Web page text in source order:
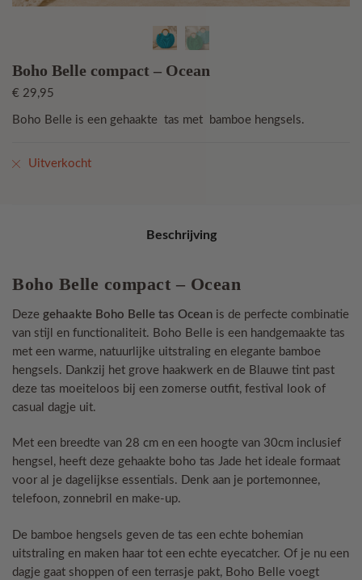
Boho Belle compact – Ocean
€ 29,95
Boho Belle is een gehaakte tas met bamboe hengsels.
Uitverkocht
Beschrijving
Boho Belle compact – Ocean
Deze gehaakte Boho Belle tas Ocean is de perfecte combinatie
van stijl en functionaliteit. Boho Belle is een handgemaakte tas
met een warme, natuurlijke uitstraling en elegante bamboe
hengsels. Dankzij het grove haakwerk en de Blauwe tint past
deze tas moeiteloos bij een zomerse outfit, festival look of
casual dagje uit.
Met een breedte van 28 cm en een hoogte van 30cm inclusief
hengsel, heeft deze gehaakte boho tas Jade het ideale formaat
voor al je dagelijkse essentials. Denk aan je portemonnee,
telefoon, zonnebril en make-up.
De bamboe hengsels geven de tas een echte bohemian
uitstraling en maken haar tot een echte eyecatcher. Of je nu een
dagje gaat shoppen of een terrasje pakt, Boho Belle voegt